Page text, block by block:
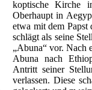
koptische Kirche
Oberhaupt in
etwa mit dem
schlägt als seine
„Abuna“ vor. Nach
Abuna nach
Antritt seiner
verlassen. Diese